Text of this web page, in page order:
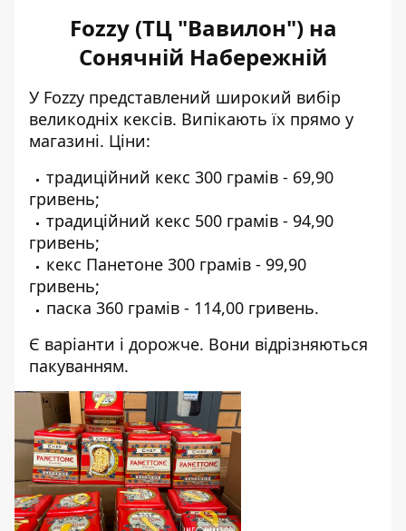
Fozzy (ТЦ "Вавилон") на
Сонячній Набережній
У Fоzzy представлений широкий вибір
великодніх кексів. Випікають їх прямо у
магазині. Ціни:
традиційний кекс 300 грамів - 69,90
гривень;
традиційний кекс 500 грамів - 94,90
гривень;
кекс Панетоне 300 грамів - 99,90
гривень;
паска 360 грамів - 114,00 гривень.
Є варіанти і дорожче. Вони відрізняються
пакуванням.